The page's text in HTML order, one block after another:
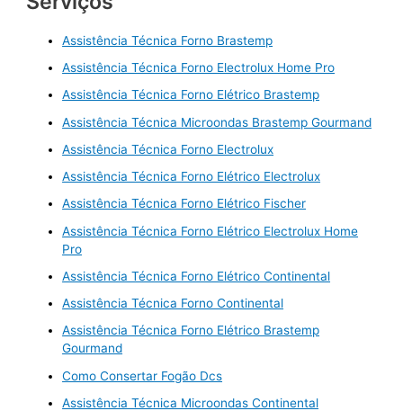
Assistência Técnica Forno Brastemp
Assistência Técnica Forno Electrolux Home Pro
Assistência Técnica Forno Elétrico Brastemp
Assistência Técnica Microondas Brastemp Gourmand
Assistência Técnica Forno Electrolux
Assistência Técnica Forno Elétrico Electrolux
Assistência Técnica Forno Elétrico Fischer
Assistência Técnica Forno Elétrico Electrolux Home
Pro
Assistência Técnica Forno Elétrico Continental
Assistência Técnica Forno Continental
Assistência Técnica Forno Elétrico Brastemp
Gourmand
Como Consertar Fogão Dcs
Assistência Técnica Microondas Continental